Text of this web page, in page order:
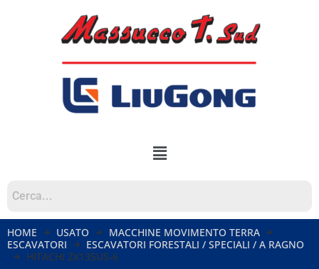
HOME USATO
MACCHINE MOVIMENTO TERRA
ESCAVATORI
ESCAVATORI FORESTALI / SPECIALI / A RAGNO
HITACHI ZX135US-6